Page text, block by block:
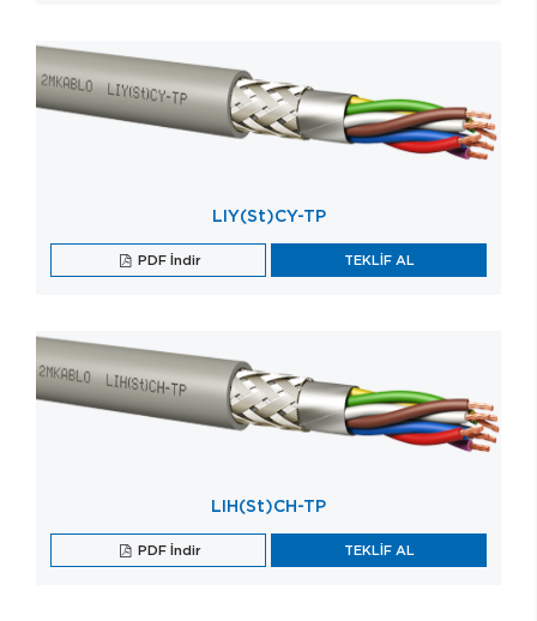
LIY(St)CY-TP
PDF İndir TEKLİF AL
LIH(St)CH-TP
PDF İndir TEKLİF AL